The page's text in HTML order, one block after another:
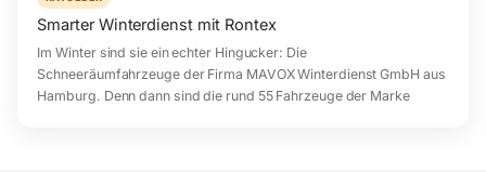
Smarter Winterdienst mit Rontex
Im Winter sind sie ein echter Hingucker: Die
Schneeräumfahrzeuge der Firma MAVOX Winterdienst GmbH aus
Hamburg. Denn dann sind die rund 55 Fahrzeuge der Marke